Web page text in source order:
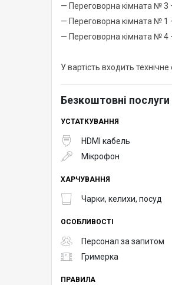
— Переговорна кімната № 3
— Переговорна кімната № 1
— Переговорна кімната № 4
У вартість входить
Безкоштовні
УСТАТКУВАННЯ
HDMI кабель
Мікрофон
ХАРЧУВАННЯ
Чарки, келихи, посуд
ОСОБЛИВОСТІ
Персонал за запитом
Гримерка
ПРАВИЛА